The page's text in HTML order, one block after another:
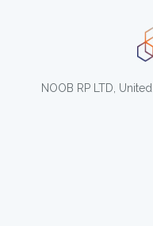
NOOB RP LTD,